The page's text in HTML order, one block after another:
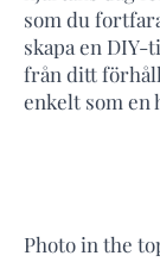
som du
skapa en
från ditt
enkelt som en
Photo in the